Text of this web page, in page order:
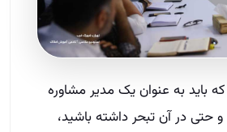
باید به عنوان یک مدیر مشاوره
و حتی در آن تبحر داشته باشید،